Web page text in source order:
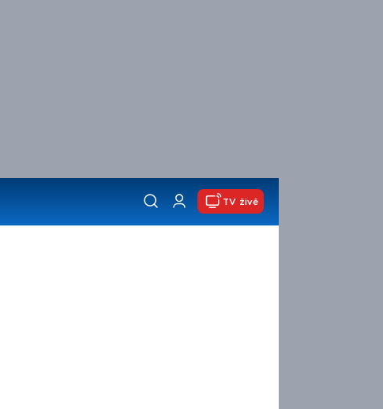
TV živě